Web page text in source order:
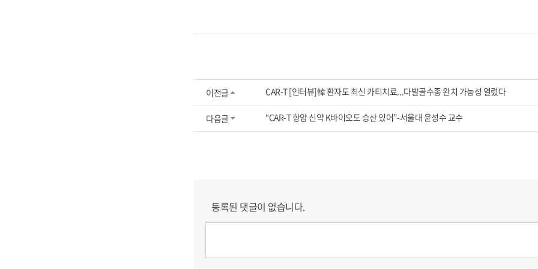
이전글 CAR-T [인터뷰]韓 환자도 최신 카티치료...다발골수종 완치 가능성 열렸다
다음글 “CAR-T 항암 신약 K바이오도 승산 있어”-서울대 윤성수 교수
등록된 댓글이 없습니다.